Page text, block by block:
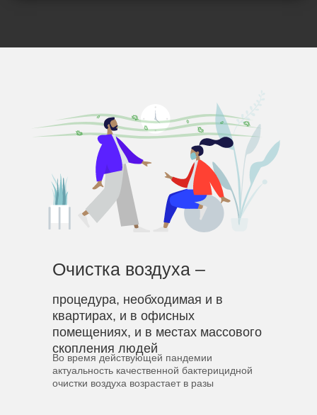
процедура, необходимая и в
квартирах, и в офисных
помещениях, и в местах массового
скопления людей
Во время действующей пандемии
актуальность качественной бактерицидной
очистки воздуха возрастает в разы
Очистка воздуха –